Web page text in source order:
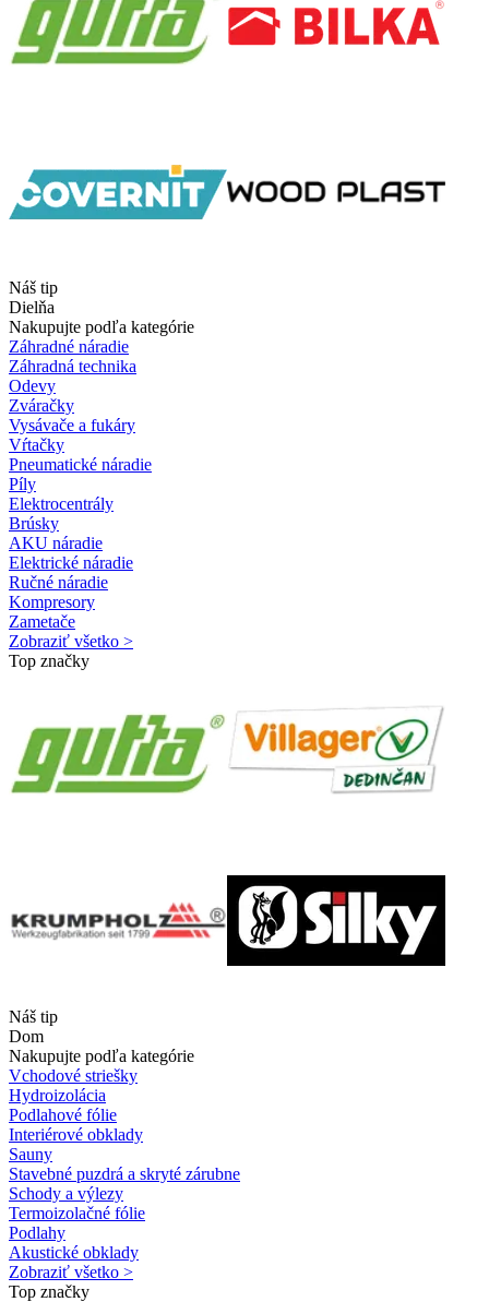
Náš tip
Dielňa
Nakupujte podľa kategórie
Záhradné náradie
Záhradná technika
Odevy
Zváračky
Vysávače a fukáry
Vŕtačky
Pneumatické náradie
Píly
Elektrocentrály
Brúsky
AKU náradie
Elektrické náradie
Ručné náradie
Kompresory
Zametače
Zobraziť všetko >
Top značky
Náš tip
Dom
Nakupujte podľa kategórie
Vchodové striešky
Hydroizolácia
Podlahové fólie
Interiérové obklady
Sauny
Stavebné puzdrá a skryté zárubne
Schody a výlezy
Termoizolačné fólie
Podlahy
Akustické obklady
Zobraziť všetko >
Top značky